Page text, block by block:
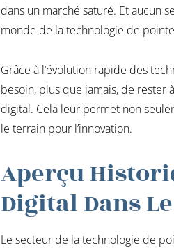
dans un marché saturé. Et aucun
monde de la technologie de
Grâce à l’évolution rapide des
besoin, plus que jamais, de rester
digital. Cela leur permet non
le terrain pour l’innovation.
Aperçu
Digital Dans
Le secteur de la technologie de